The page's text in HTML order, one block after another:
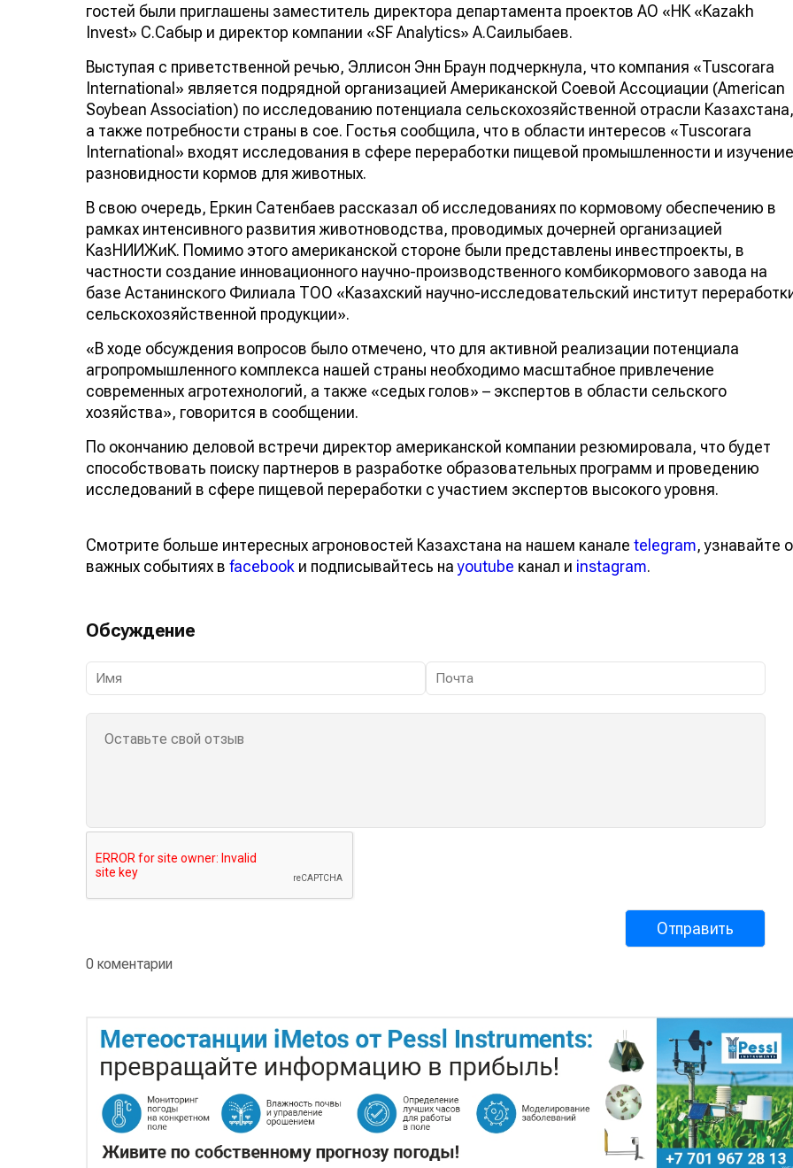
гостей были приглашены заместитель директора департамента проектов АО «НК «Kazakh
Invest» С.Сабыр и директор компании «SF Analytics» А.Саилыбаев.
Выступая с приветственной речью, Эллисон Энн Браун подчеркнула, что компания «Tuscorara
International» является подрядной организацией Американской Соевой Ассоциации (American
Soybean Association) по исследованию потенциала сельскохозяйственной отрасли Казахстана,
а также потребности страны в сое. Гостья сообщила, что в области интересов «Tuscorara
International» входят исследования в сфере переработки пищевой промышленности и изучение
разновидности кормов для животных.
В свою очередь, Еркин Сатенбаев рассказал об исследованиях по кормовому обеспечению в
рамках интенсивного развития животноводства, проводимых дочерней организацией
КазНИИЖиК. Помимо этого американской стороне были представлены инвестпроекты, в
частности создание инновационного научно-производственного комбикормового завода на
базе Астанинского Филиала ТОО «Казахский научно-исследовательский институт
сельскохозяйственной продукции».
«В ходе обсуждения вопросов было отмечено, что для активной реализации потенциала
агропромышленного комплекса нашей страны необходимо масштабное привлечение
современных агротехнологий, а также «седых голов» – экспертов в области сельского
хозяйства», говорится в сообщении.
По окончанию деловой встречи директор американской компании резюмировала, что будет
способствовать поиску партнеров в разработке образовательных программ и проведению
исследований в сфере пищевой переработки с участием экспертов высокого уровня.
Смотрите больше интересных агроновостей Казахстана на нашем канале telegram, узнавайте о
важных событиях в facebook и подписывайтесь наyoutube канал и instagram.
Обсуждение
0 коментарии